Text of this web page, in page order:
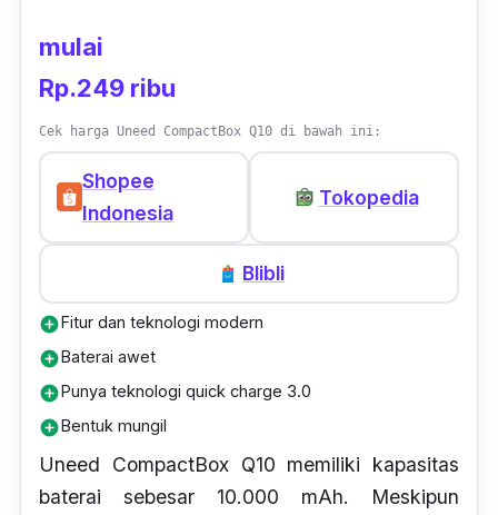
mulai
Rp.249 ribu
Cek harga Uneed CompactBox Q10 di bawah ini:
Shopee
Indonesia
Tokopedia
Blibli
add_circleFitur dan teknologi modern
add_circleBaterai awet
add_circlePunya teknologi quick charge 3.0
add_circleBentuk mungil
Uneed CompactBox Q10 memiliki kapasitas
baterai sebesar 10.000 mAh. Meskipun